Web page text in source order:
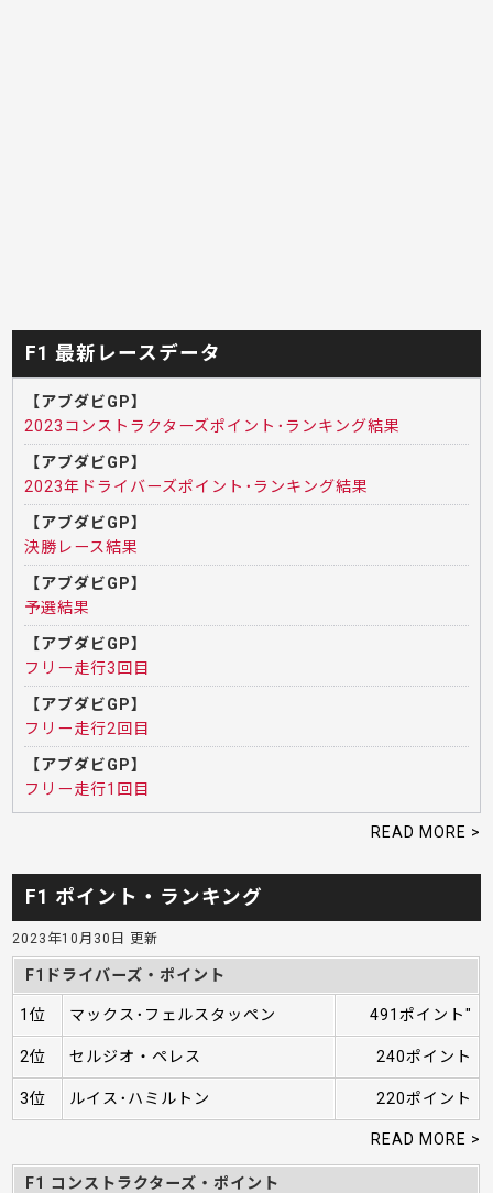
F1 最新レースデータ
【アブダビGP】
2023コンストラクターズポイント･ランキング結果
【アブダビGP】
2023年ドライバーズポイント･ランキング結果
【アブダビGP】
決勝レース結果
【アブダビGP】
予選結果
【アブダビGP】
フリー走行3回目
【アブダビGP】
フリー走行2回目
【アブダビGP】
フリー走行1回目
READ MORE >
F1 ポイント・ランキング
2023年10月30日 更新
F1ドライバーズ・ポイント
1位 マックス･フェルスタッペン 491ポイント"
2位 セルジオ・ペレス 240ポイント
3位 ルイス･ハミルトン 220ポイント
READ MORE >
F1 コンストラクターズ・ポイント